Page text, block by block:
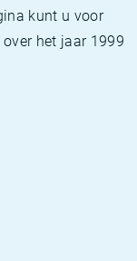
kunt u voor
het jaar 1999